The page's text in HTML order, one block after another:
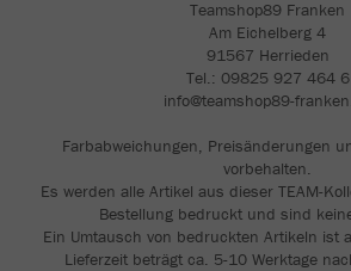
Teamshop89 Franken
Am Eichelberg 4
91567 Herrieden
Tel.: 09825 927 464 6
info@teamshop89-
Farbabweichungen, Preisänderungen
vorbehalten.
Es werden alle Artikel aus dieser TEAM-
Bestellung bedruckt und sind
Ein Umtausch von bedruckten Artikeln ist
Lieferzeit beträgt ca. 5-10 Werktage